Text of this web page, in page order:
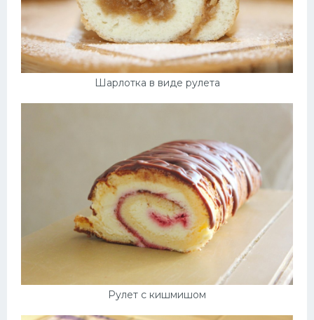
Шарлотка в виде рулета
Рулет с кишмишом